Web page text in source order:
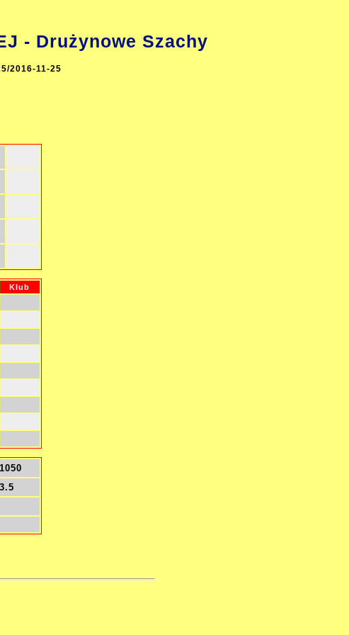
- Drużynowe Szachy
2016-11-25
Klub
1050
3.5